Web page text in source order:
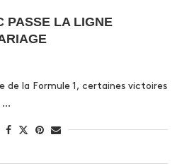
PASSE LA LIGNE
de la Formule 1, certaines victoires
…